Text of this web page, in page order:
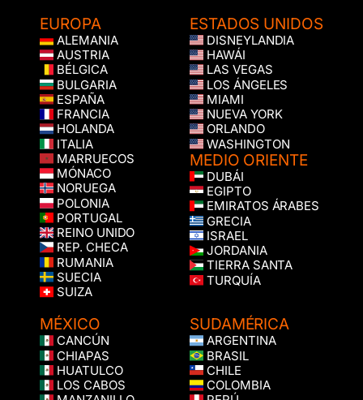
EUROPA
ALEMANIA
AUSTRIA
BÉLGICA
BULGARIA
ESPAÑA
FRANCIA
HOLANDA
ITALIA
MARRUECOS
MÓNACO
NORUEGA
POLONIA
PORTUGAL
REINO UNIDO
REP. CHECA
RUMANIA
SUECIA
SUIZA
ESTADOS UNIDOS
DISNEYLANDIA
HAWÁI
LAS VEGAS
LOS ÁNGELES
MIAMI
NUEVA YORK
ORLANDO
WASHINGTON
MEDIO ORIENTE
DUBÁI
EGIPTO
EMIRATOS ÁRABES
GRECIA
ISRAEL
JORDANIA
TIERRA SANTA
TURQUÍA
MÉXICO
CANCÚN
CHIAPAS
HUATULCO
LOS CABOS
SUDAMÉRICA
ARGENTINA
BRASIL
CHILE
COLOMBIA